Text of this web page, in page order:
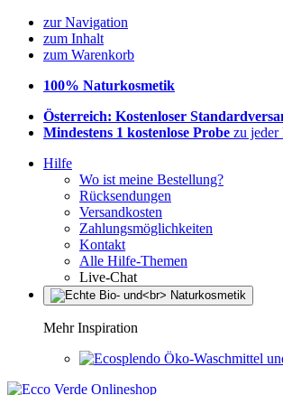
zur Navigation
zum Inhalt
zum Warenkorb
100% Naturkosmetik
Österreich: Kostenloser
Mindestens 1 kostenlose Probe zu jeder
Hilfe
Wo ist meine Bestellung?
Rücksendungen
Versandkosten
Zahlungsmöglichkeiten
Kontakt
Alle Hilfe-Themen
Live-Chat
Mehr Inspiration
Öko-Waschmittel